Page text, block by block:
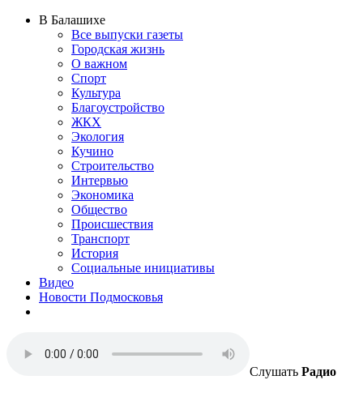
В Балашихе
Все выпуски газеты
Городская жизнь
О важном
Спорт
Культура
Благоустройство
ЖКХ
Экология
Кучино
Строительство
Интервью
Экономика
Общество
Происшествия
Транспорт
История
Социальные инициативы
Видео
Новости Подмосковья
Слушать Радио